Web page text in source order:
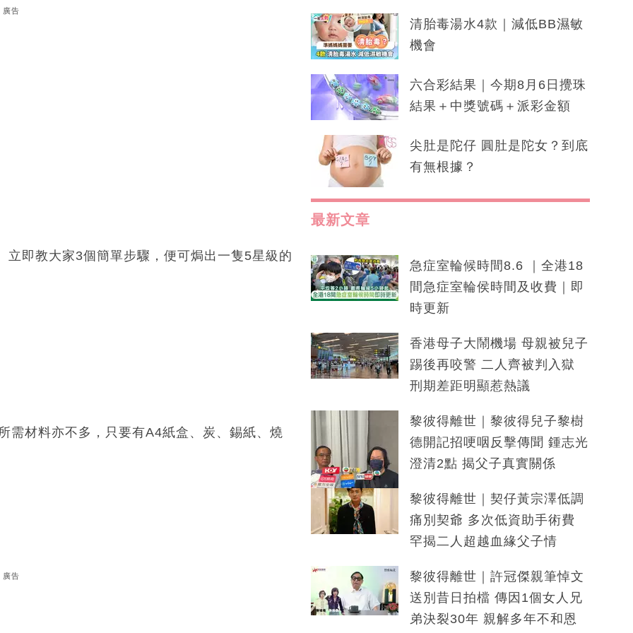
廣告
即教大家3個簡單步驟，便可焗出一隻5星級的
需材料亦不多，只要有A4紙盒、炭、錫紙、燒
廣告
清胎毒湯水4款｜減低BB濕敏
機會
六合彩結果｜今期8月6日攪珠
結果＋中獎號碼＋派彩金額
尖肚是陀仔 圓肚是陀女？到底
有無根據？
最新文章
急症室輪候時間8.6 ｜全港18
間急症室輪侯時間及收費｜即
時更新
香港母子大鬧機場 母親被兒子
踢後再咬警 二人齊被判入獄
刑期差距明顯惹熱議
黎彼得離世｜黎彼得兒子黎樹
德開記招哽咽反擊傳聞 鍾志光
澄清2點 揭父子真實關係
黎彼得離世｜契仔黃宗澤低調
痛別契爺 多次低資助手術費
罕揭二人超越血緣父子情
黎彼得離世｜許冠傑親筆悼文
送別昔日拍檔 傳因1個女人兄
弟決裂30年 親解多年不和恩